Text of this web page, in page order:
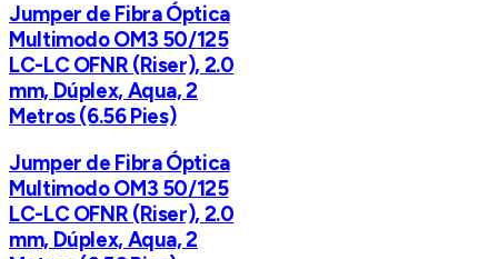
Jumper de Fibra Óptica
Multimodo OM3 50/125
LC-LC OFNR (Riser), 2.0
mm, Dúplex, Aqua, 2
Metros (6.56 Pies)
Jumper de Fibra Óptica
Multimodo OM3 50/125
LC-LC OFNR (Riser), 2.0
mm, Dúplex, Aqua, 2